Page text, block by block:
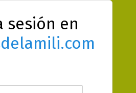
sesión en